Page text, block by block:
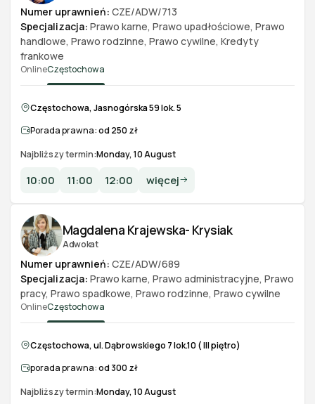
Numer uprawnień: CZE/ADW/713
Specjalizacja: Prawo karne, Prawo upadłościowe, Prawo
handlowe, Prawo rodzinne, Prawo cywilne, Kredyty
frankowe
OnlineCzęstochowa
Częstochowa, Jasnogórska 59 lok. 5
Porada prawna:od 250 zł
Najbliższy termin:Monday, 10 August
10:00 11:00 12:00 więcej
Adwokat
Magdalena Krajewska- Krysiak
Numer uprawnień: CZE/ADW/689
Specjalizacja: Prawo karne, Prawo administracyjne, Prawo
pracy, Prawo spadkowe, Prawo rodzinne, Prawo cywilne
OnlineCzęstochowa
Częstochowa, ul. Dąbrowskiego 7 lok.10 ( III piętro)
porada prawna:od 300 zł
Najbliższy termin:Monday, 10 August